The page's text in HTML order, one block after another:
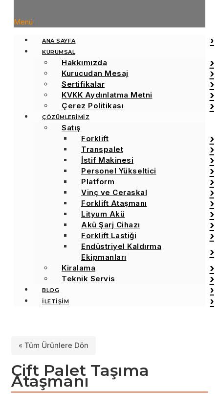
Menü
ANA SAYFA
KURUMSAL
Hakkımızda
Kurucudan Mesaj
Sertifikalar
KVKK Aydınlatma Metni
Çerez Politikası
ÇÖZÜMLERİMİZ
Satış
Forklift
Transpalet
İstif Makinesi
Personel Yükseltici
Platform
Vinç ve Ceraskal
Forklift Ataşmanı
Lityum Akü
Akü Şarj Cihazı
Forklift Lastiği
Endüstriyel Kaldırma
Ekipmanları
Kiralama
Teknik Servis
BLOG
İLETİŞİM
« Tüm Ürünlere Dön
Çift Palet Taşıma
Ataşmanı